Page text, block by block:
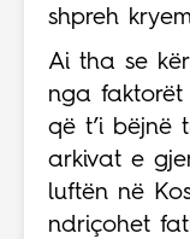
shpreh
Ai tha se
nga faktorët
që t’i bëjnë
arkivat e
luftën në
ndriçohet